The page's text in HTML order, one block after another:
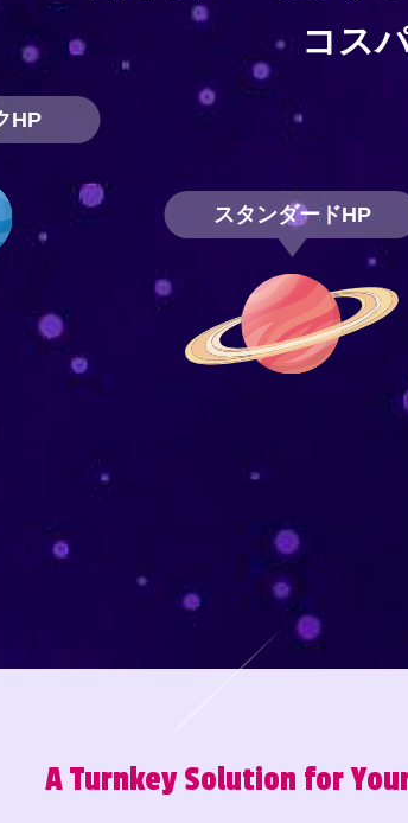
コス
HP
スタンダードHP
A Turnkey Solution for